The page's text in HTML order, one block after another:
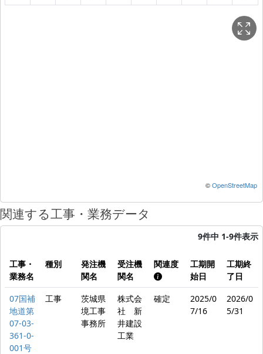
©OpenStreetMap
関連する工事・業務データ
9件中 1-9件表示
工事・
業務名
種別
発注機
関名
受注機
関名
関連度
工期開
始日
工期終
了日
07国補
地道第
07-03-
361-0-
001号
工事
茨城県
境工事
事務所
株式会
社 新
井建設
工業
確定
2025/0
7/16
2026/0
5/31